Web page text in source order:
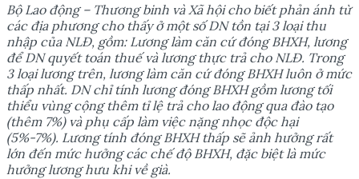
BộLao động – Thương binh và Xã hội cho biết phản ánh từ
các địa phương cho thấyởmột sốDN tồn tại 3 loại thu
nhập của NLĐ, gồm: Lương làm căn cứđóng BHXH, lương
đểDN quyết toán thuếvà lương thực trảcho NLĐ. Trong
3 loại lương trên, lương làm căn cứđóng BHXH luôn ởmức
thấp nhất. DN chỉtính lương đóng BHXH gồm lương tối
thiểu vùng cộng thêm tỉlệtrảcho lao động qua đào tạo
(thêm 7%) và phụ cấp làm việc nặng nhọc độc hại
(5%-7%). Lương tính đóng BHXH thấp sẽ ảnh hưởng rất
lớn đến mức hưởng các chếđộBHXH, đặc biệt là mức
hưởng lương hưu khi vềgià.